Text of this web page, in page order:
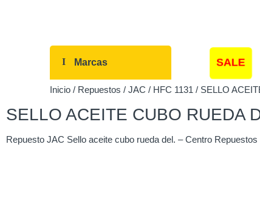
Marcas SALE
Inicio / Repuestos / JAC / HFC 1131 / SELLO
SELLO ACEITE CUBO RUEDA
Repuesto JAC Sello aceite cubo rueda del. – Centro Repuestos